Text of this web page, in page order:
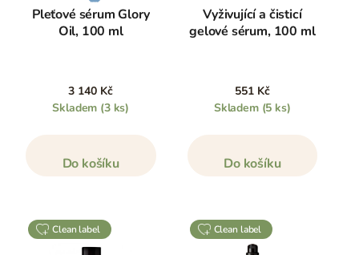
Pleťové sérum Glory
Oil, 100 ml
3 140 Kč
Skladem (3 ks)
Do košíku
Vyživující a čisticí
gelové sérum, 100 ml
551 Kč
Skladem (5 ks)
Do košíku
clean label clean label